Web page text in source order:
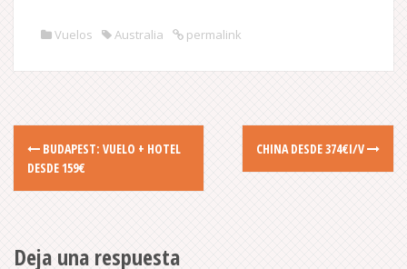
Vuelos Australia permalink
P
o
BUDAPEST: VUELO + HOTEL
DESDE 159€
CHINA DESDE 374€I/V
Deja una respuesta